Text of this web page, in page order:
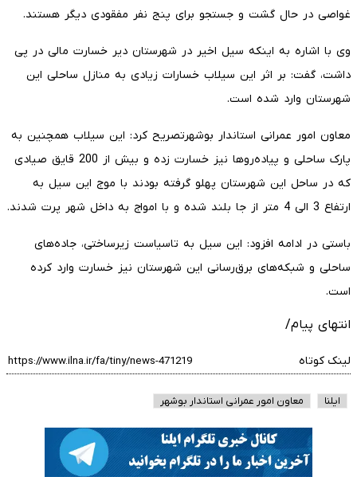
غواصی در حال گشت و جستجو برای پنج نفر مفقودی دیگر هستند.
وی با اشاره به اینکه سیل اخیر در شهرستان دیر خسارت مالی در پی
داشت، گفت: بر اثر این سیلاب خسارات زیادی به منازل ساحلی این
شهرستان وارد شده است.
معاون امور عمرانی استاندار بوشهرتصریح کرد: این سیلاب همچنین به
پارک ساحلی و پیاده‌روها نیز خسارت زده و بیش از 200 قایق صیادی
که در ساحل این شهرستان پهلو گرفته بودند با موج این سیل به
ارتفاع 3 الی 4 متر از جا بلند شده و با امواج به داخل شهر پرت شدند.
باستی در ادامه افزود: این سیل به تاسیاست زیرساختی، جاده‌های
ساحلی و شبکه‌های برق‌رسانی این شهرستان نیز خسارت وارد کرده
است.
انتهای پیام/
لینک کوتاه
ایلنا معاون امور عمرانی استاندار بوشهر